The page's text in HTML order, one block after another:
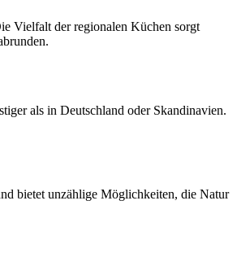
Vielfalt der regionalen Küchen sorgt
als in Deutschland oder Skandinavien.
bietet unzählige Möglichkeiten, die Natur